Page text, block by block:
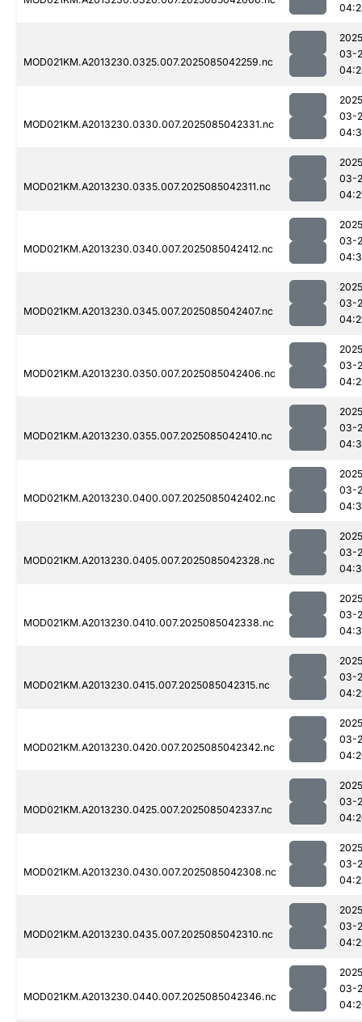
MOD021KM.A2013230.0325.007.2025085042259.nc
03-
MOD021KM.A2013230.0330.007.2025085042331.nc
03-
MOD021KM.A2013230.0335.007.2025085042311.nc
03-
MOD021KM.A2013230.0340.007.2025085042412.nc
03-
MOD021KM.A2013230.0345.007.2025085042407.nc
03-
MOD021KM.A2013230.0350.007.2025085042406.nc
03-
MOD021KM.A2013230.0355.007.2025085042410.nc
03-
MOD021KM.A2013230.0400.007.2025085042402.nc
03-
MOD021KM.A2013230.0405.007.2025085042328.nc
03-
MOD021KM.A2013230.0410.007.2025085042338.nc
03-
MOD021KM.A2013230.0415.007.2025085042315.nc
03-
MOD021KM.A2013230.0420.007.2025085042342.nc
03-
MOD021KM.A2013230.0425.007.2025085042337.nc
03-
MOD021KM.A2013230.0430.007.2025085042308.nc
03-
MOD021KM.A2013230.0435.007.2025085042310.nc
03-
MOD021KM.A2013230.0440.007.2025085042346.nc
03-